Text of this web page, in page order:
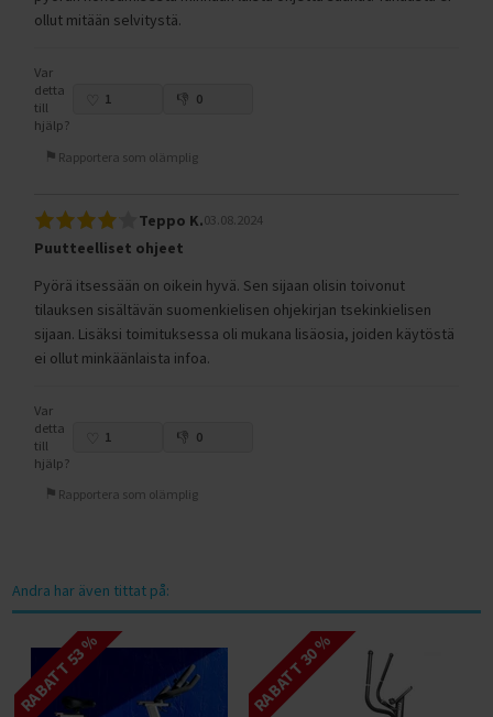
ollut mitään selvitystä.
Var
detta
till
hjälp?
1 0
Rapportera som olämplig
Teppo K.03.08.2024
Puutteelliset ohjeet
Pyörä itsessään on oikein hyvä. Sen sijaan olisin toivonut
tilauksen sisältävän suomenkielisen ohjekirjan tsekinkielisen
sijaan. Lisäksi toimituksessa oli mukana lisäosia, joiden käytöstä
ei ollut minkäänlaista infoa.
Var
detta
till
hjälp?
1 0
Rapportera som olämplig
Andra har även tittat på:
RABATT 53 % RABATT 30 %